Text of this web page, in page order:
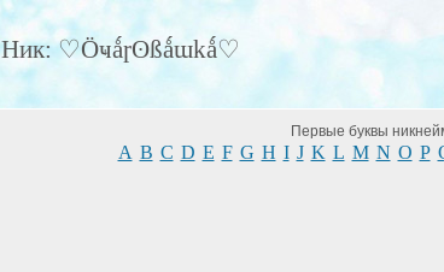
Ник: ♡Ӧҹǻɼʘßǻɯkǻ♡
Первые буквы
A B C D E F G H I J K L M N O P